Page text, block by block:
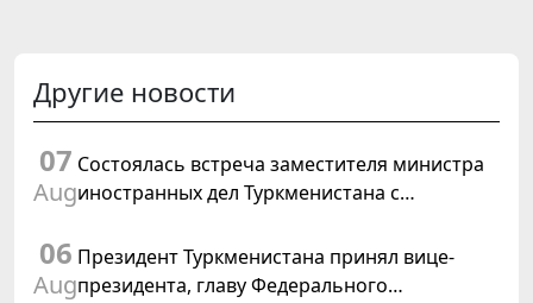
Другие новости
07
Aug
Состоялась встреча заместителя министра
иностранных дел Туркменистана с
Туркменистане
06
Aug
Президент Туркменистана принял вице-
президента, главу Федерального